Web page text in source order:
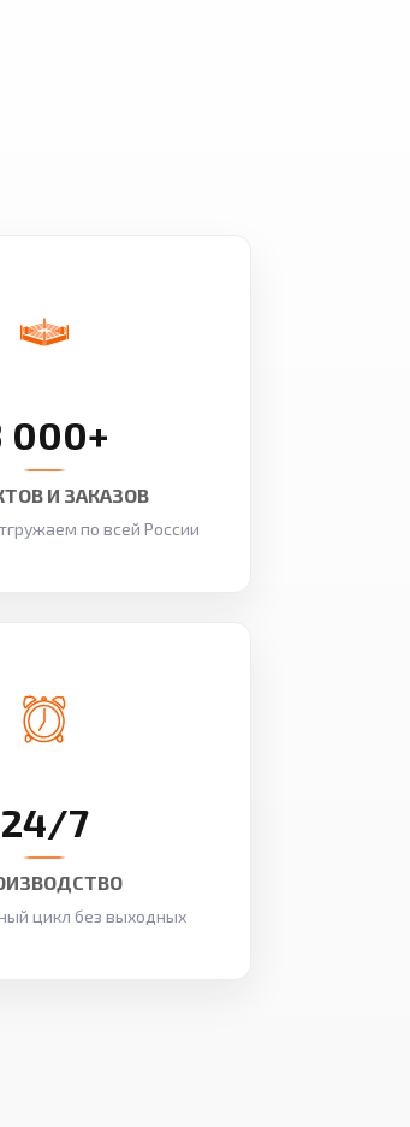
000+
И ЗАКАЗОВ
по всей России
24/7
цикл без выходных